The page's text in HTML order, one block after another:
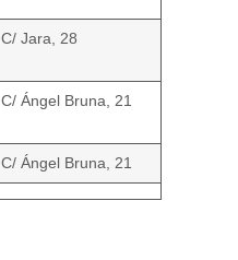
C/ Jara, 28
C/ Ángel Bruna, 21
C/ Ángel Bruna, 21